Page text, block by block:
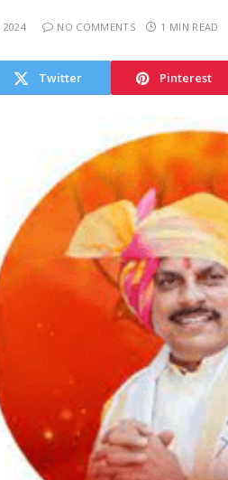
2024 NO COMMENTS 1 MIN READ
Twitter Pinterest